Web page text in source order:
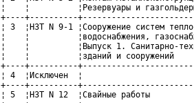
¦    ¦          ¦Резервуары и
+----+----------
¦ 3  ¦НЗТ N 9-1 ¦Сооружение систем
¦    ¦          ¦водоснабжения,
¦    ¦          ¦Выпуск 1. Санитарно-
¦    ¦          ¦зданий и
+----+----------
¦ 4  ¦Исключен  ¦
+----+----------
¦ 5  ¦НЗТ N 12  ¦Свайные